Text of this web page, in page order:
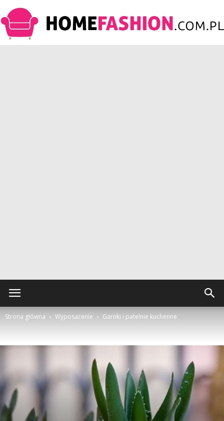
Strona główna Wyposażenie Garnki i patelnie kuchenne